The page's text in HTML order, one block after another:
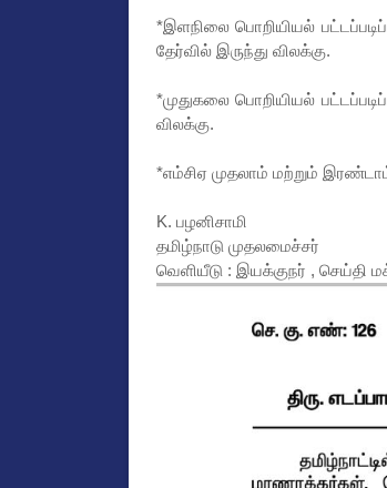
*இளநிலை பொறியியல்
தேர்வில் இருந்து விலக்கு.
*முதுகலை பொறியியல்
விலக்கு.
*எம்சிஏ முதலாம் மற்றும்
K. பழனிசாமி
தமிழ்நாடு முதலமைச்சர்
வெளியீடு : இயக்குநர் , செய்தி